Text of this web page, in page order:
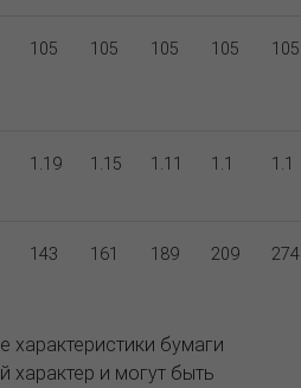
105 105 105 105 105
1.19 1.15 1.11 1.1 1.1
143 161 189 209 274
характеристики бумаги
характер и могут быть